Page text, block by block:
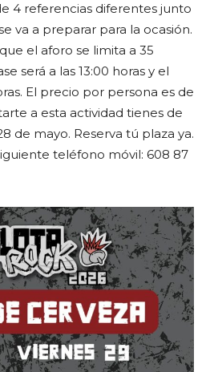
4 referencias diferentes junto
va a preparar para la ocasión.
el aforo se limita a 35
será a las 13:00 horas y el
El precio por persona es de
a esta actividad tienes de
de mayo. Reserva tú plaza ya.
teléfono móvil: 608 87